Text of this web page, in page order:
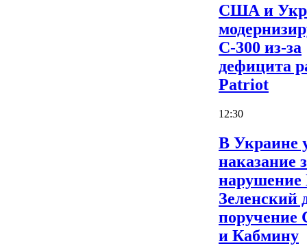
США и
С-300 из-за
дефицита
Patriot
12:30
В Украине
наказание
Зеленский
и Кабмину